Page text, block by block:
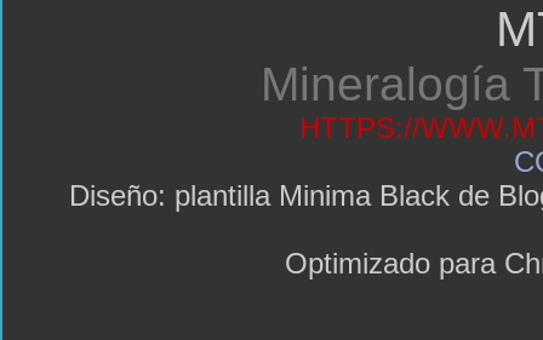
Mineralogía
HTTPS://
Diseño: plantilla Minima Black de
Optimizado para